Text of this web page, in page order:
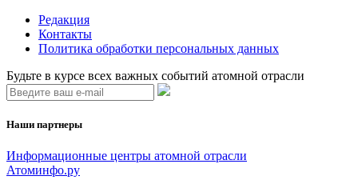
Редакция
Контакты
Политика обработки персональных данных
Будьте в курсе всех важных событий атомной отрасли
Наши партнеры
Информационные центры атомной отрасли
Атоминфо.ру